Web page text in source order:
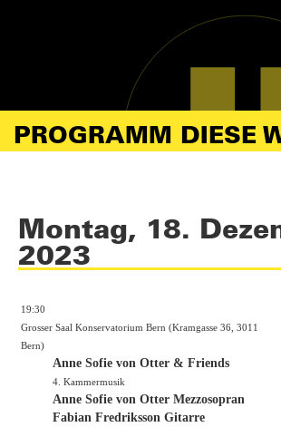
PROGRAMM DIESE
Montag, 18.
2023
19:30
Grosser Saal Konservatorium Bern (Kramgasse 36, 3011
Bern)
Anne Sofie von Otter & Friends
4. Kammermusik
Anne Sofie von Otter Mezzosopran
Fabian Fredriksson Gitarre